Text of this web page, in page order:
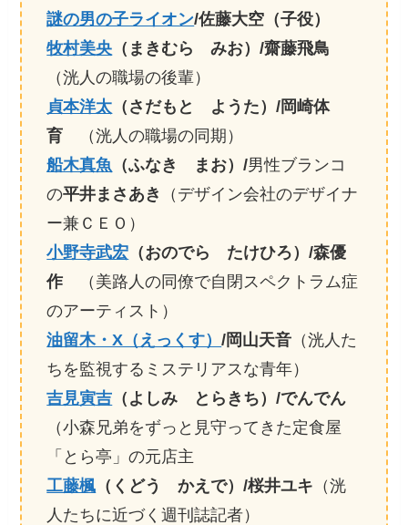
謎の男の子ライオン/佐藤大空（子役）
牧村美央 （まきむら みお）/齋藤飛鳥
（洸人の職場の後輩）
貞本洋太 （さだもと ようた）/岡崎体
育 （洸人の職場の同期）
船木真魚 （ふなき まお）/男性ブランコ
の平井まさあき
（デザイン会社のデザイナ
ー兼ＣＥＯ）
小野寺武宏 （おのでら たけひろ）/森優
作 （美路人の同僚で自閉スペクトラム症
のアーティスト）
油留木・X（えっくす）/岡山天音 （洸人た
ちを監視するミステリアスな青年）
吉見寅吉 （よしみ とらきち）/でんでん
（小森兄弟をずっと見守ってきた定食屋
「とら亭」の元店主
工藤楓 （くどう かえで）/桜井ユキ （洸
人たちに近づく週刊誌記者）